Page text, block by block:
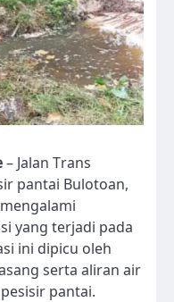
– Jalan Trans
pantai Bulotoan,
yang terjadi pada
ini dipicu oleh
serta aliran air
pantai.